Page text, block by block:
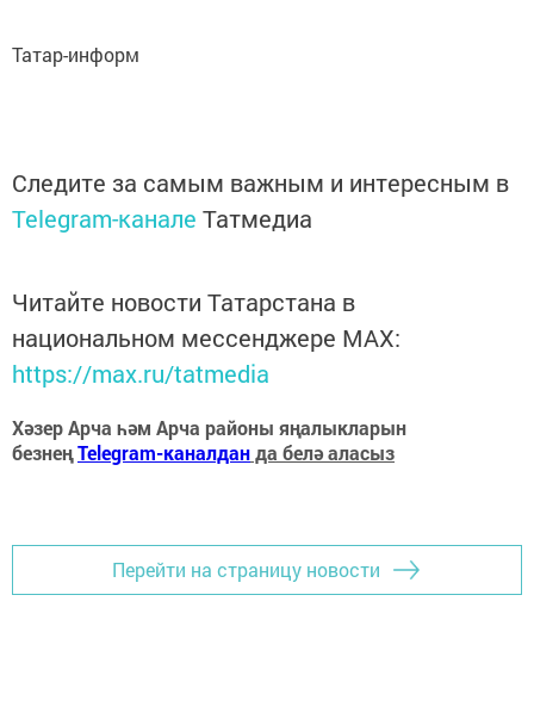
Татар-информ
Следите за самым важным и интересным в
Telegram-канале Татмедиа
Читайте новости Татарстана в
национальном мессенджере MАХ:
https://max.ru/tatmedia
Хәзер Арча һәм Арча районы яңалыкларын
безнеңTelegram-каналданда белә аласыз
Перейти на страницу новости